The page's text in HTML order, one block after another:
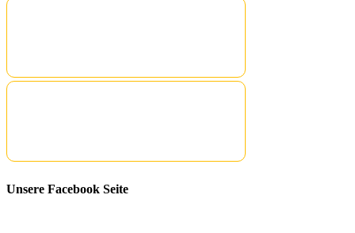
Unsere Facebook Seite